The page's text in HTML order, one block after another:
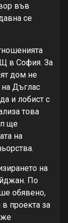
във
се
в София. За
дом не
на Дъглас
и лобист с
това
ще
на
на
По
обявено,
проекта за